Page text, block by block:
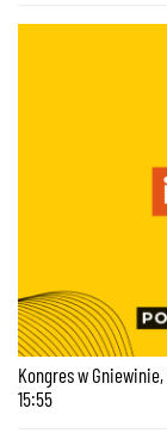
Kongres w
15:55